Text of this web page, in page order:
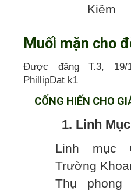
Kiêm
Muối mặn cho
Được đăng T.3, 19/
PhillipDat k1
CỐNG HIẾN CHO
1. Linh
Linh mục
Trường
Thụ phong